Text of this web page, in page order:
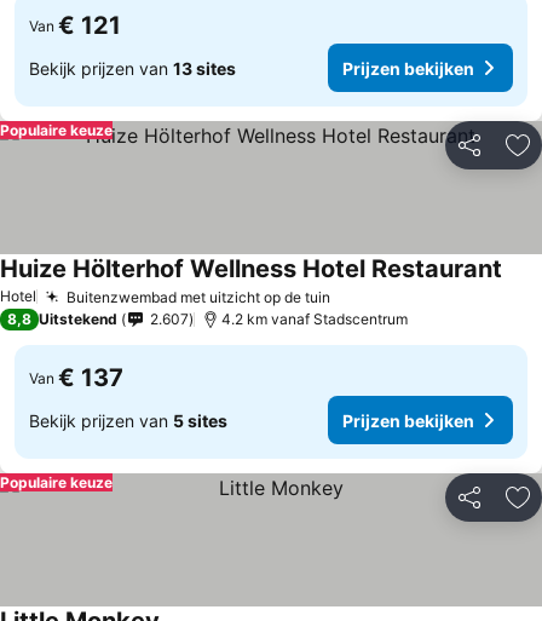
Van € 121
Bekijk prijzen van 13 sites Prijzen bekijken
Delen
Populaire keuze
Hotel Buitenzwembad met uitzicht op de tuin
Huize Hölterhof Wellness Hotel Restaurant
8,8 Uitstekend 2.607 4.2 km vanaf Stadscentrum
Van € 137
Bekijk prijzen van 5 sites Prijzen bekijken
Delen
Populaire keuze